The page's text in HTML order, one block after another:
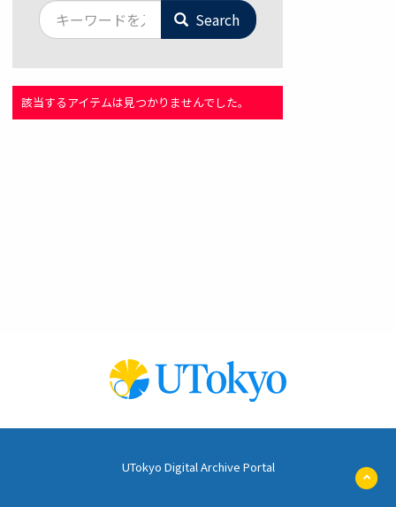
Search
該当するアイテムは見つかりませんでした。
UTokyo Digital Archive Portal
ペ